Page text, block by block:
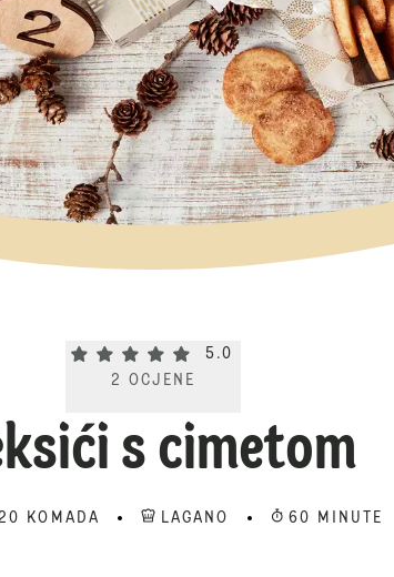
Current rating 5.0. Click to rate.
5.0
2
OCJENE
s cimetom
KOMADA LAGANO 60 MINUTE